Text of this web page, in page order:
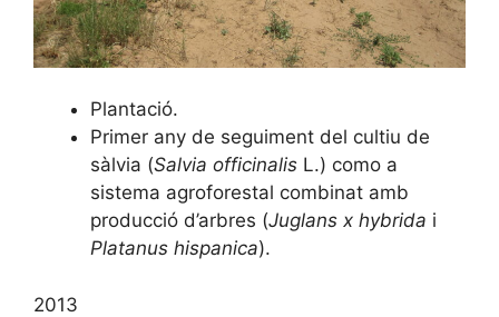
Plantació.
Primer any de seguiment del cultiu de
sàlvia (Salvia officinalis L.) como a
sistema agroforestal combinat amb
producció d’arbres (Juglans x hybrida i
Platanus hispanica).
2013